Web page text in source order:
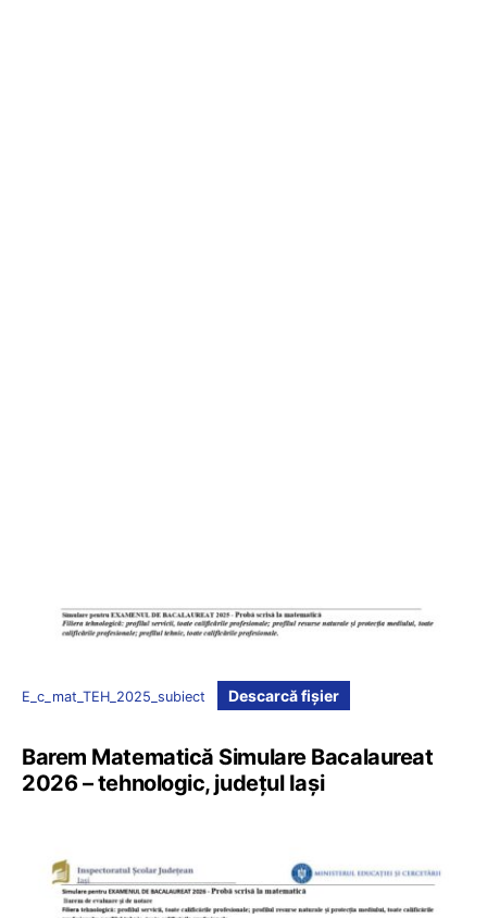
E_c_mat_TEH_2025_subiect Descarcă fișier
Barem Matematică Simulare Bacalaureat
2026 – tehnologic, județul Iași